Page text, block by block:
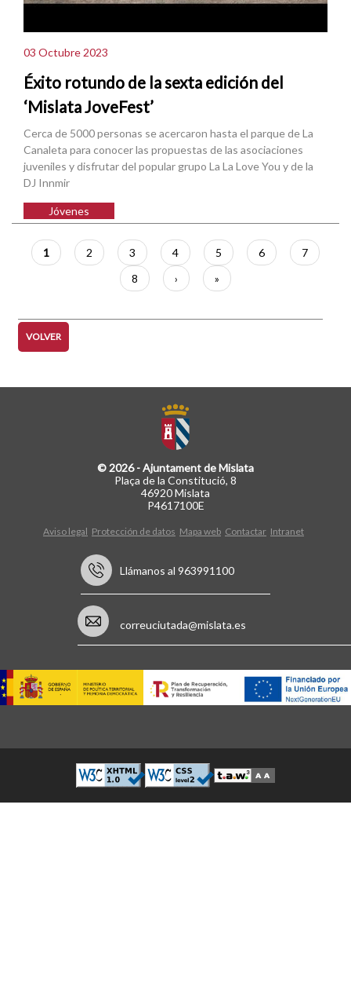
03 Octubre 2023
Éxito rotundo de la sexta edición del
‘Mislata JoveFest’
Cerca de 5000 personas se acercaron hasta el parque de La
Canaleta para conocer las propuestas de las asociaciones
juveniles y disfrutar del popular grupo La La Love You y de la
DJ Innmir
Jóvenes
Paginación
Página
actual
1 Página
2 Página
3 Página
4 Página
5 Página
6 Página
7
Página
8
Siguiente
página
›
Última
página
»
VOLVER
© 2026 - Ajuntament de Mislata
Plaça de la Constitució, 8
46920 Mislata
P4617100E
Aviso legal Protección de datos Mapa web Contactar Intranet
Llámanos al 963991100
correuciutada@mislata.es